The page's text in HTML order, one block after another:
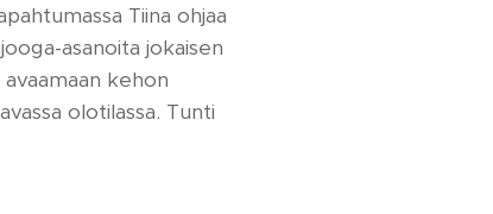
Tiina ohjaa
asanoita jokaisen
kehon
olotilassa. Tunti